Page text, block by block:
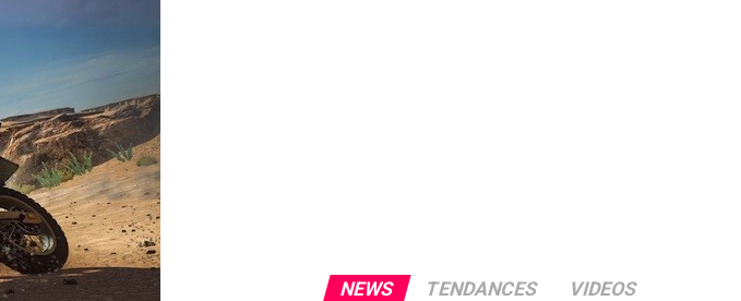
NEWS TENDANCES VIDEOS